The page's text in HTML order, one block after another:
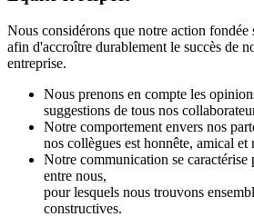
Nous considérons que notre action fondée
afin d'accroître durablement le succès de
entreprise.
Nous prenons en compte les
suggestions de tous nos
Notre comportement envers nos
nos collègues est honnête, amical et
Notre communication se caractérise
entre nous,
pour lesquels nous trouvons
constructives.